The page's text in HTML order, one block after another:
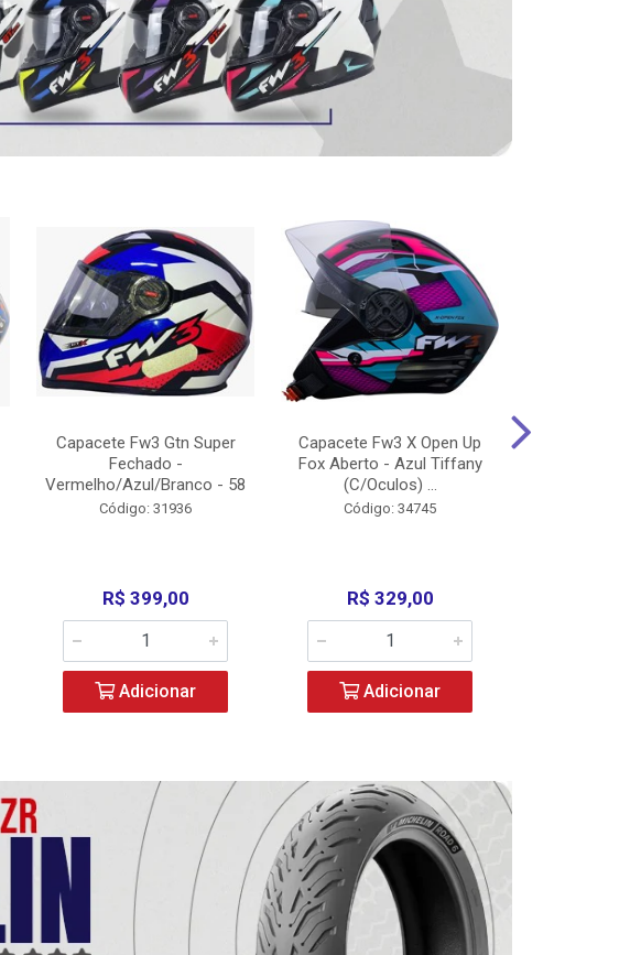
Capacete Fw3 Gtn Super
Fechado -
Vermelho/Azul/Branco - 58
Código: 31936
R$ 399,00
Adicionar
Capacete Fw3 X Open Up
Fox Aberto - Azul Tiffany
(C/Oculos) ...
Código: 34745
R$ 329,00
Adicionar